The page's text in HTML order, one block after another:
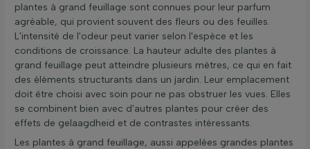
plantes à grand feuillage sont connues pour leur parfum
agréable, qui provient souvent des fleurs ou des feuilles.
L'intensité de l'odeur peut varier selon l'espèce et les
conditions de croissance. La hauteur adulte des plantes à
grand feuillage peut atteindre plusieurs mètres, ce qui en fait
des éléments structurants dans un jardin. Leur emplacement
doit être choisi avec soin pour ne pas obstruer les vues. Elles
se combinent bien avec d'autres plantes pour créer des
effets de gelaagdheid et de contrastes intéressants.
Les plantes à grand feuillage, aussi appelées grandes plantes